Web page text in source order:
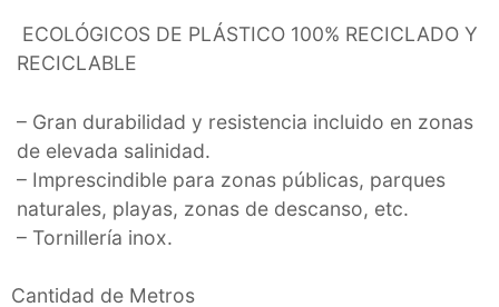
ECOLÓGICOS DE PLÁSTICO 100% RECICLADO Y
RECICLABLE
– Gran durabilidad y resistencia incluido en zonas
de elevada salinidad.
– Imprescindible para zonas públicas, parques
naturales, playas, zonas de descanso, etc.
– Tornillería inox.
Cantidad de Metros